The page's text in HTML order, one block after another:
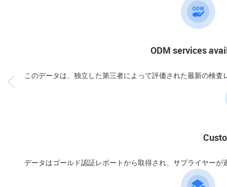
ODM services
このデータは、独立した第三者によって評価された最新の検
データはゴールド認証レポートから取得され、サプライヤー